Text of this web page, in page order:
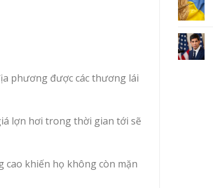
phương được các thương lái
lợn hơi trong thời gian tới sẽ
cao khiến họ không còn mặn